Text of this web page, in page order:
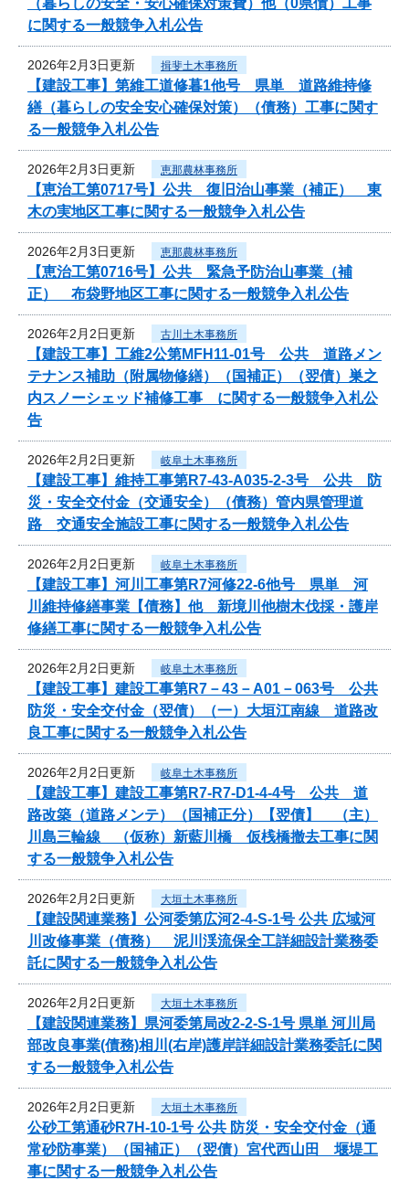
に関する一般競争入札公告
2026年2月3日更新 揖斐土木事務所
【建設工事】第維工道修暮1他号 県単 道路維持修
繕（暮らしの安全安心確保対策）（債務）工事に関す
る一般競争入札公告
2026年2月3日更新 恵那農林事務所
【恵治工第0717号】公共 復旧治山事業（補正） 東
木の実地区工事に関する一般競争入札公告
2026年2月3日更新 恵那農林事務所
【恵治工第0716号】公共 緊急予防治山事業（補
正） 布袋野地区工事に関する一般競争入札公告
2026年2月2日更新 古川土木事務所
【建設工事】工維2公第MFH11-01号 公共 道路メン
テナンス補助（附属物修繕）（国補正）（翌債）巣之
内スノーシェッド補修工事 に関する一般競争入札公
告
2026年2月2日更新 岐阜土木事務所
【建設工事】維持工事第R7-43-A035-2-3号 公共 防
災・安全交付金（交通安全）（債務）管内県管理道
路 交通安全施設工事に関する一般競争入札公告
2026年2月2日更新 岐阜土木事務所
【建設工事】河川工事第R7河修22-6他号 県単 河
川維持修繕事業【債務】他 新境川他樹木伐採・護岸
修繕工事に関する一般競争入札公告
2026年2月2日更新 岐阜土木事務所
【建設工事】建設工事第R7－43－A01－063号 公共
防災・安全交付金（翌債）（一）大垣江南線 道路改
良工事に関する一般競争入札公告
2026年2月2日更新 岐阜土木事務所
【建設工事】建設工事第R7-R7-D1-4-4号 公共 道
路改築（道路メンテ）（国補正分）【翌債】 （主）
川島三輪線 （仮称）新藍川橋 仮桟橋撤去工事に関
する一般競争入札公告
2026年2月2日更新 大垣土木事務所
【建設関連業務】公河委第広河2-4-S-1号 公共 広域河
川改修事業（債務） 泥川渓流保全工詳細設計業務委
託に関する一般競争入札公告
2026年2月2日更新 大垣土木事務所
【建設関連業務】県河委第局改2-2-S-1号 県単 河川局
部改良事業(債務)相川(右岸)護岸詳細設計業務委託に関
する一般競争入札公告
2026年2月2日更新 大垣土木事務所
公砂工第通砂R7H-10-1号 公共 防災・安全交付金（通
常砂防事業）（国補正）（翌債）宮代西山田 堰堤工
事に関する一般競争入札公告